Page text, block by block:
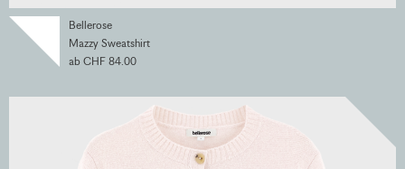
Bellerose
Mazzy Sweatshirt
ab CHF 84.00